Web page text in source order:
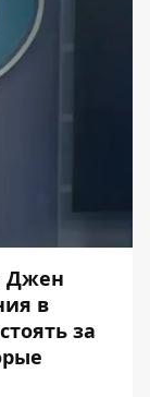
Джен
в
за